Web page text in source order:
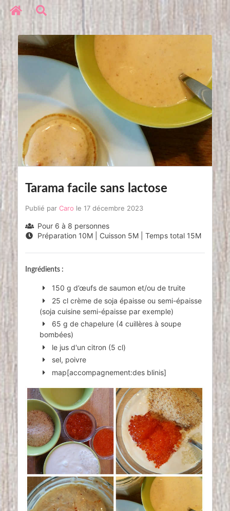
Tarama facile sans lactose
Publié par Caro le 17 décembre 2023
Pour 6 à 8 personnes
Préparation 10M | Cuisson 5M | Temps total 15M
Ingrédients :
150 g d’œufs de saumon et/ou de truite
25 cl crème de soja épaisse ou semi-épaisse
(soja cuisine semi-épaisse par exemple)
65 g de chapelure (4 cuillères à soupe
bombées)
le jus d'un citron (5 cl)
sel, poivre
map[accompagnement:des blinis]
Copyright © 2020. All Rights Reserved